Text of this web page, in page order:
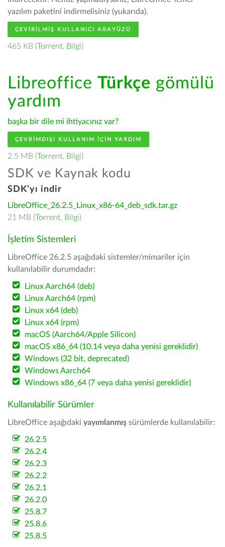
yazılım paketini indirmelisiniz (yukarıda).
ÇEVIRILMIŞ KULLANICI ARAYÜZÜ
465 KB (Torrent, Bilgi)
Libreoffice Türkçe gömülü
yardım
başka bir dile mi ihtiyacınız var?
ÇEVRIMDIŞI KULLANIM IÇIN YARDIM
2.5 MB (Torrent, Bilgi)
SDK ve Kaynak kodu
SDK'yı indir
LibreOffice_26.2.5_Linux_x86-64_deb_sdk.tar.gz
21 MB (Torrent, Bilgi)
İşletim Sistemleri
LibreOffice 26.2.5 aşağıdaki sistemler/mimariler için
kullanılabilir durumdadır:
Linux Aarch64 (deb)
Linux Aarch64 (rpm)
Linux x64 (deb)
Linux x64 (rpm)
macOS (Aarch64/Apple Silicon)
macOS x86_64 (10.14 veya daha yenisi gereklidir)
Windows (32 bit, deprecated)
Windows Aarch64
Windows x86_64 (7 veya daha yenisi gereklidir)
Kullanılabilir Sürümler
LibreOffice aşağıdaki yayımlanmış sürümlerde kullanılabilir:
26.2.5
26.2.4
26.2.3
26.2.2
26.2.1
26.2.0
25.8.7
25.8.6
25.8.5